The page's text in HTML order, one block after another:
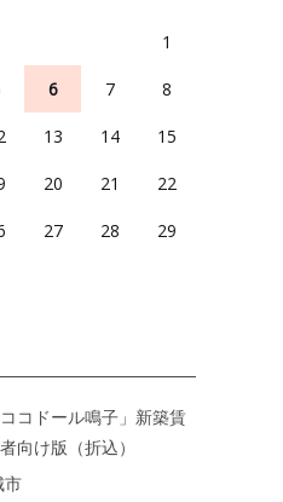
1
6 7 8
13 14 15
20 21 22
27 28 29
コドール鳴子」新築賃
け版（折込）
市